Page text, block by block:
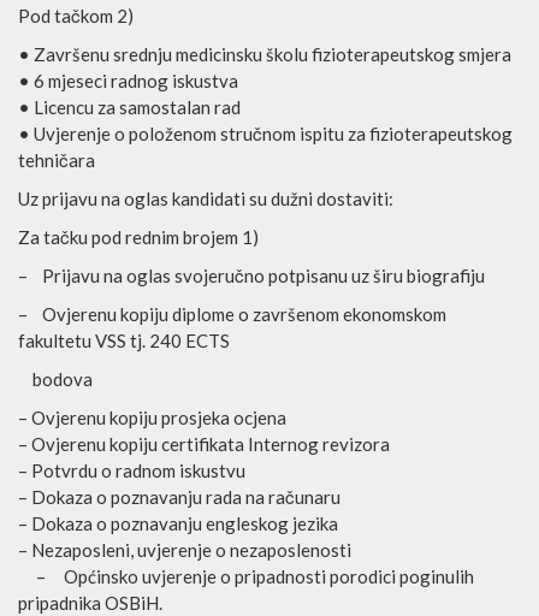
Pod tačkom 2)
• Završenu srednju medicinsku školu fizioterapeutskog smjera
• 6 mjeseci radnog iskustva
• Licencu za samostalan rad
• Uvjerenje o položenom stručnom ispitu za fizioterapeutskog
tehničara
Uz prijavu na oglas kandidati su dužni dostaviti:
Za tačku pod rednim brojem 1)
– Prijavu na oglas svojeručno potpisanu uz širu biografiju
– Ovjerenu kopiju diplome o završenom ekonomskom
fakultetu VSS tj. 240 ECTS
bodova
– Ovjerenu kopiju prosjeka ocjena
– Ovjerenu kopiju certifikata Internog revizora
– Potvrdu o radnom iskustvu
– Dokaza o poznavanju rada na računaru
– Dokaza o poznavanju engleskog jezika
– Nezaposleni, uvjerenje o nezaposlenosti
–
Općinsko uvjerenje o pripadnosti porodici poginulih
pripadnika OSBiH.